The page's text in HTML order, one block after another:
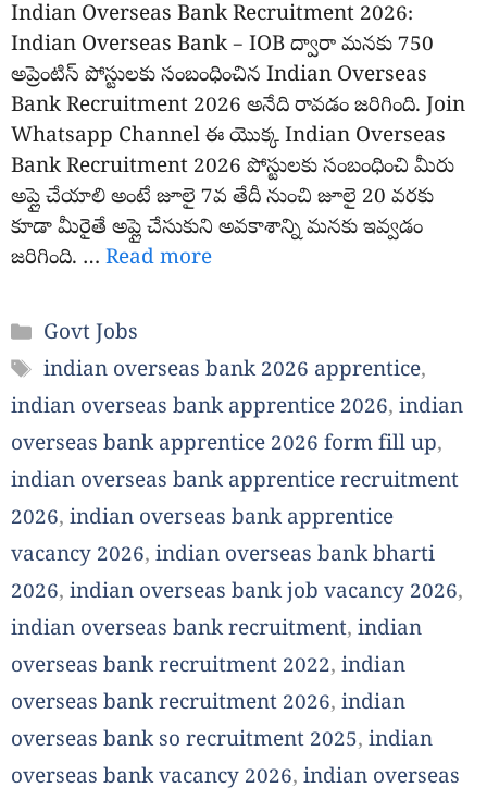
Indian Overseas Bank Recruitment 2026:
Indian Overseas Bank – IOB ద్వారా మనకు 750
అప్రెంటిస్ పోస్టులకు సంబంధించిన Indian Overseas
Bank Recruitment 2026 అనేది రావడం జరిగింది. Join
Whatsapp Channel ఈ యొక్క Indian Overseas
Bank Recruitment 2026 పోస్టులకు సంబంధించి మీరు
అప్లై చేయాలి అంటే జూలై 7వ తేదీ నుంచి జూలై 20 వరకు
కూడా మీరైతే అప్లై చేసుకుని అవకాశాన్ని మనకు ఇవ్వడం
జరిగింది. … Read more
Categories
Govt Jobs
Tags
indian overseas bank 2026 apprentice,
indian overseas bank apprentice 2026, indian
overseas bank apprentice 2026 form fill up,
indian overseas bank apprentice recruitment
2026, indian overseas bank apprentice
vacancy 2026, indian overseas bank bharti
2026, indian overseas bank job vacancy 2026,
indian overseas bank recruitment, indian
overseas bank recruitment 2022, indian
overseas bank recruitment 2026, indian
overseas bank so recruitment 2025, indian
overseas bank vacancy 2026, indian overseas